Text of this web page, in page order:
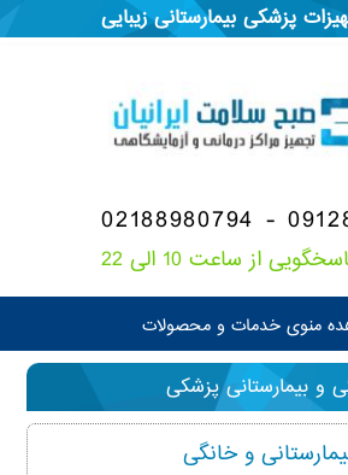
پزشکیبیمارستانیزیبایی
02188980794 -
از ساعت 10 الی 22
منوی خدمات و محصولات
و بیمارستانی پزشکی
و خانگی